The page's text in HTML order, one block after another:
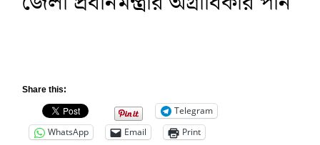
Share this:
Telegram
WhatsApp
Email Print